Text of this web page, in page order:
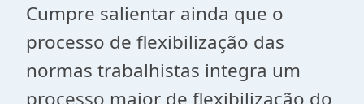
Cumpre salientar ainda que o
processo de flexibilização das
normas trabalhistas integra um
processo maior de flexibilização do